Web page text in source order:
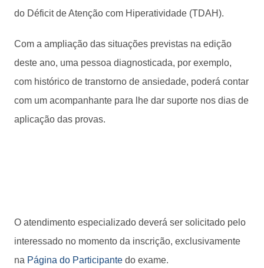
do Déficit de Atenção com Hiperatividade (TDAH).
Com a ampliação das situações previstas na edição
deste ano, uma pessoa diagnosticada, por exemplo,
com histórico de transtorno de ansiedade, poderá contar
com um acompanhante para lhe dar suporte nos dias de
aplicação das provas.
O atendimento especializado deverá ser solicitado pelo
interessado no momento da inscrição, exclusivamente
na Página do Participante do exame.